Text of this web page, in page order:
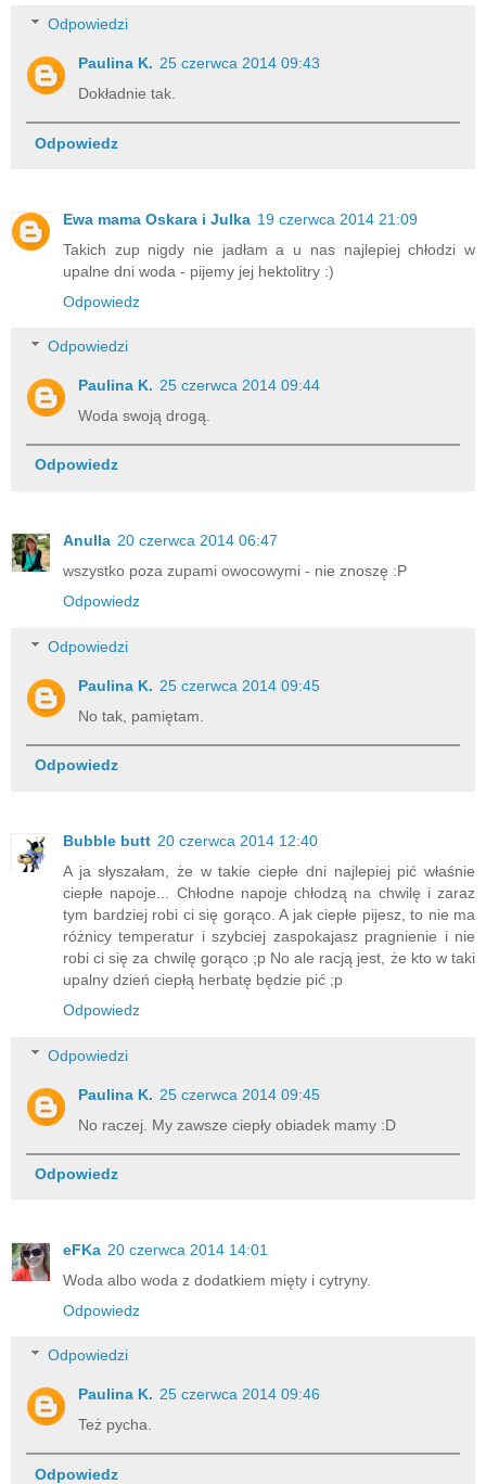
Odpowiedzi
Paulina K. 25 czerwca 2014 09:43
Dokładnie tak.
Odpowiedz
Ewa mama Oskara i Julka 19 czerwca 2014 21:09
Takich zup nigdy nie jadłam a u nas najlepiej chłodzi w
upalne dni woda - pijemy jej hektolitry :)
Odpowiedz
Odpowiedzi
Paulina K. 25 czerwca 2014 09:44
Woda swoją drogą.
Odpowiedz
Anulla 20 czerwca 2014 06:47
wszystko poza zupami owocowymi - nie znoszę :P
Odpowiedz
Odpowiedzi
Paulina K. 25 czerwca 2014 09:45
No tak, pamiętam.
Odpowiedz
Bubble butt 20 czerwca 2014 12:40
A ja słyszałam, że w takie ciepłe dni najlepiej pić właśnie
ciepłe napoje... Chłodne napoje chłodzą na chwilę i zaraz
tym bardziej robi ci się gorąco. A jak ciepłe pijesz, to nie ma
różnicy temperatur i szybciej zaspokajasz pragnienie i nie
robi ci się za chwilę gorąco ;p No ale racją jest, że kto w taki
upalny dzień ciepłą herbatę będzie pić ;p
Odpowiedz
Odpowiedzi
Paulina K. 25 czerwca 2014 09:45
No raczej. My zawsze ciepły obiadek mamy :D
Odpowiedz
eFKa 20 czerwca 2014 14:01
Woda albo woda z dodatkiem mięty i cytryny.
Odpowiedz
Odpowiedzi
Paulina K. 25 czerwca 2014 09:46
Też pycha.
Odpowiedz